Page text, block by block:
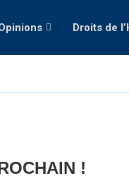
Droits de
!